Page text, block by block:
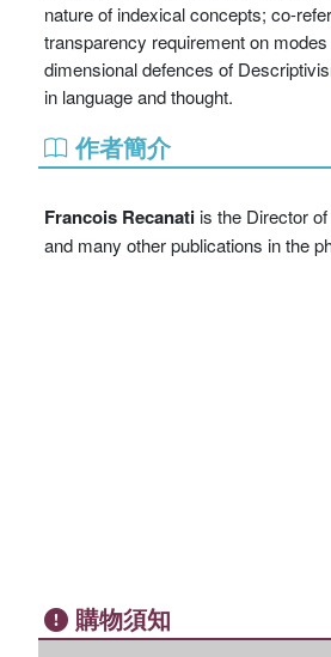
nature of indexical concepts; co-
transparency requirement on
dimensional defences of
in language and thought.
作者簡介
Francois Recanatiis the Director
and many other publications in the
購物須知